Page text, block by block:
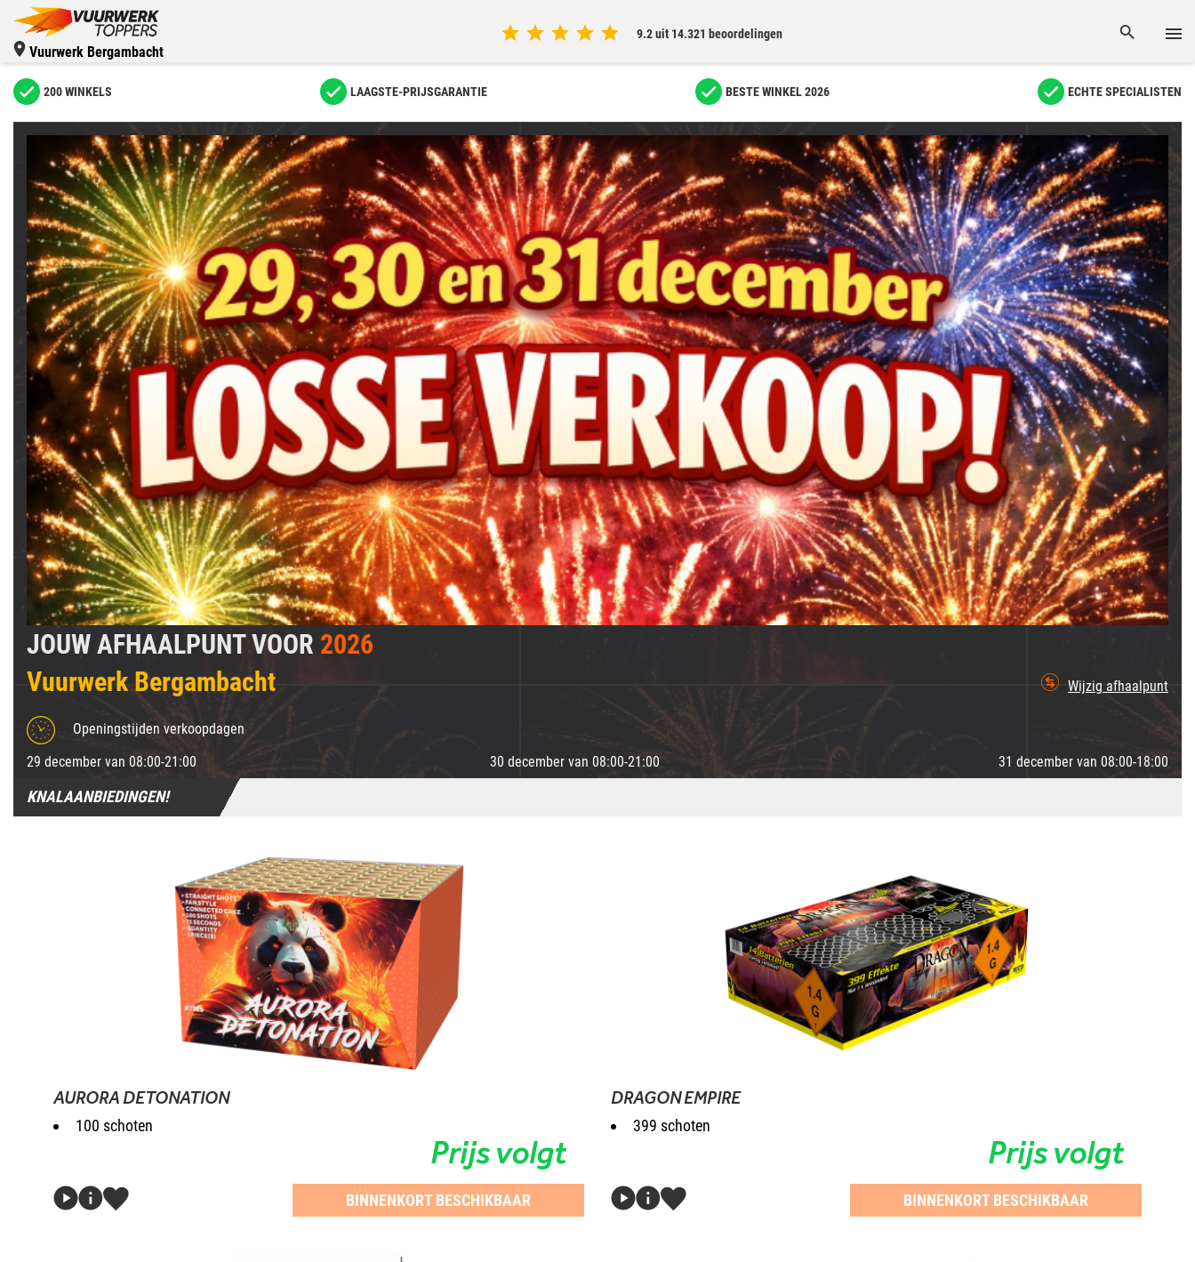
Vuurwerk Bergambacht
9.2 uit 14.321 beoordelingen
200 WINKELS LAAGSTE-PRIJSGARANTIE BESTE WINKEL 2026 ECHTE SPECIALISTEN
JOUW AFHAALPUNT VOOR 2026
Vuurwerk Bergambacht
Wijzig afhaalpunt
Openingstijden verkoopdagen
29 december van 08:00-21:00
30 december van 08:00-21:00 31 december van 08:00-18:00
KNALAANBIEDINGEN!
AURORA DETONATION
100 schoten
Prijs volgt
BINNENKORT BESCHIKBAAR
DRAGON EMPIRE
399 schoten
Prijs volgt
BINNENKORT BESCHIKBAAR